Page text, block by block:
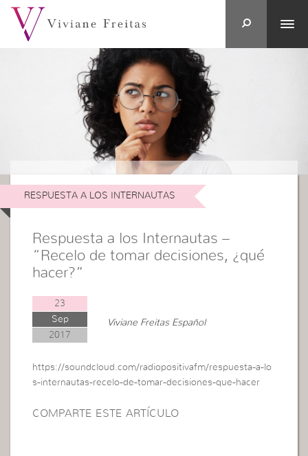
RESPUESTA A LOS INTERNAUTAS
Respuesta a los Internautas –
“Recelo de tomar decisiones, ¿qué
hacer?”
23
Sep
2017
Viviane Freitas Español
https://soundcloud.com/radiopositivafm/respuesta-a-lo
s-internautas-recelo-de-tomar-decisiones-que-hacer
COMPARTE ESTE ARTÍCULO